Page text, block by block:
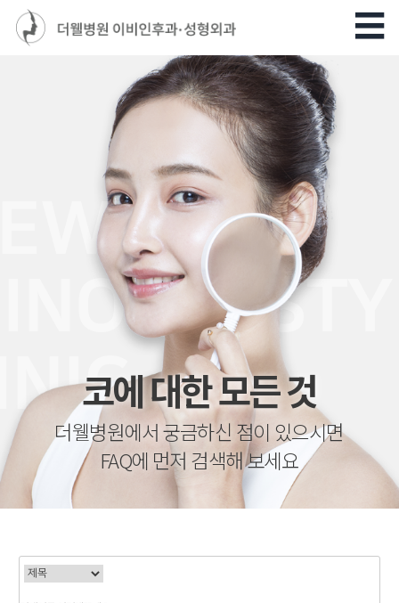
코에 대한 모든 것
더웰병원에서 궁금하신 점이 있으시면
FAQ에 먼저 검색해 보세요